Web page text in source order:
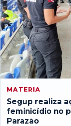
MATERIA
Segup realiza
feminicídio no
Parazão